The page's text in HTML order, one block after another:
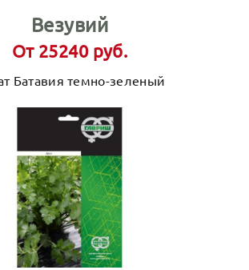
Везувий
От 25240 руб.
Батавия темно-зеленый